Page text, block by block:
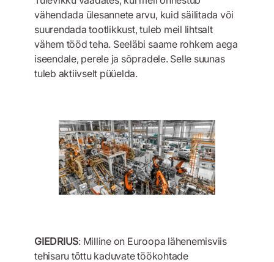
vähendada ülesannete arvu, kuid säilitada või
suurendada tootlikkust, tuleb meil lihtsalt
vähem tööd teha. Seeläbi saame rohkem aega
iseendale, perele ja sõpradele. Selle suunas
tuleb aktiivselt püüelda.
GIEDRIUS: Milline on Euroopa lähenemisviis
tehisaru tõttu kaduvate töökohtade